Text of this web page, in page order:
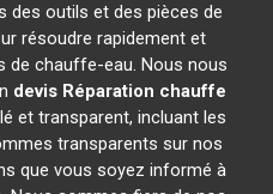
des outils et des pièces de
résoudre rapidement et
de chauffe-eau. Nous nous
devis Réparation chauffe
et transparent, incluant les
transparents sur nos
que vous soyez informé à